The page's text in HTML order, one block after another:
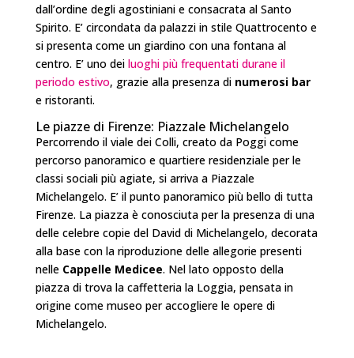
dall’ordine degli agostiniani e consacrata al Santo
Spirito. E’ circondata da palazzi in stile Quattrocento e
si presenta come un giardino con una fontana al
centro. E’ uno dei luoghi più frequentati durane il
periodo estivo, grazie alla presenza di numerosi bar
e ristoranti.
Le piazze di Firenze: Piazzale Michelangelo
Percorrendo il viale dei Colli, creato da Poggi come
percorso panoramico e quartiere residenziale per le
classi sociali più agiate, si arriva a Piazzale
Michelangelo. E’ il punto panoramico più bello di tutta
Firenze. La piazza è conosciuta per la presenza di una
delle celebre copie del David di Michelangelo, decorata
alla base con la riproduzione delle allegorie presenti
nelle Cappelle Medicee. Nel lato opposto della
piazza di trova la caffetteria la Loggia, pensata in
origine come museo per accogliere le opere di
Michelangelo.